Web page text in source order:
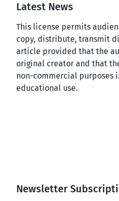
Latest News
This license permits
copy, distribute, transmit
article provided that the
original creator and that
non-commercial purposes
educational use.
Newsletter